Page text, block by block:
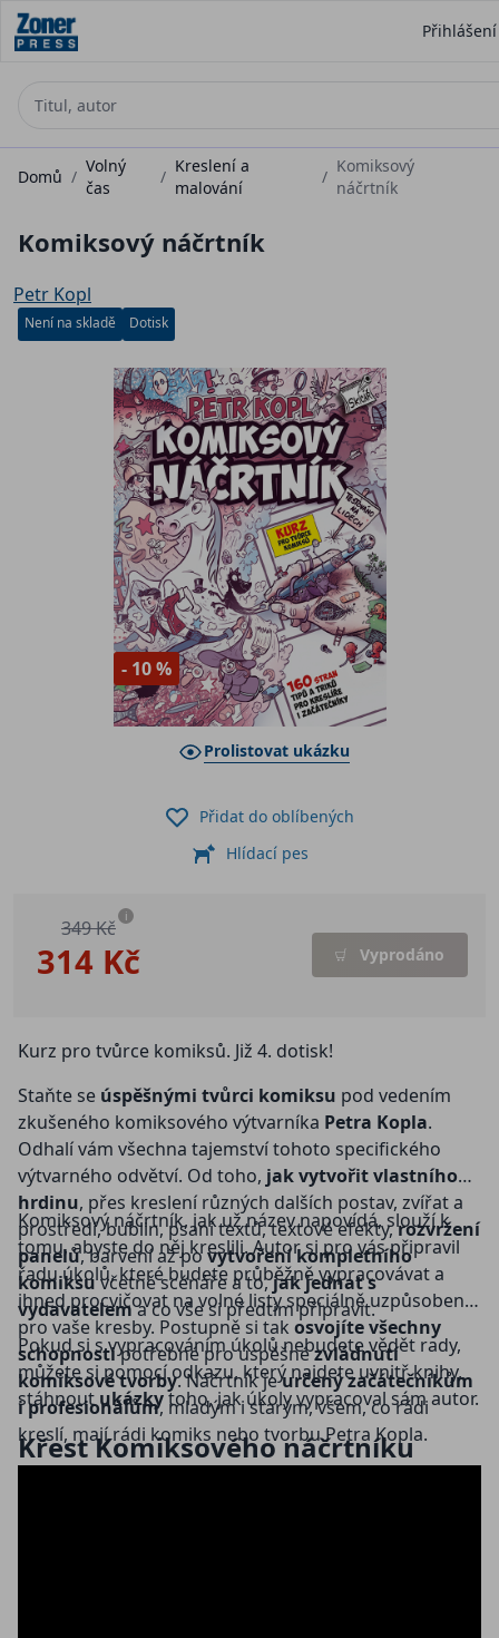
Přihlášení
Domů /
Volný
čas
/
Kreslení a
malování
/
Komiksový
náčrtník
Komiksový náčrtník
Petr Kopl
Není na skladě Dotisk
- 10 %
Prolistovat ukázku
314 Kč
349 Kč i
Vyprodáno
Přidat do oblíbených
Hlídací pes
Kurz pro tvůrce komiksů. Již 4. dotisk!
Staňte se úspěšnými tvůrci komiksu pod vedením
zkušeného komiksového výtvarníka Petra Kopla.
Odhalí vám všechna tajemství tohoto specifického
výtvarného odvětví. Od toho, jak vytvořit vlastního
hrdinu, přes kreslení různých dalších postav, zvířat a
prostředí, bublin, psaní textů, textové efekty,rozvržení
panelů, barvení až povytvoření kompletního
komiksuvčetně scénáře a to,jak jednat s
vydavatelema co vše si předtím připravit.
Komiksový náčrtník, jak už název napovídá, slouží k
tomu, abyste do něj kreslili. Autor si pro vás připravil
řadu úkolů, které budete průběžně vypracovávat a
ihned procvičovat na volné listy speciálně uzpůsobené
pro vaše kresby. Postupně si tak osvojíte všechny
schopnostipotřebné pro úspěšnézvládnutí
komiksové tvorby. Náčrtník jeurčený začátečníkům
i profesionálům, mladým i starým, všem, co rádi
kreslí, mají rádi komiks nebo tvorbu Petra Kopla.
Pokud si s vypracováním úkolů nebudete vědět rady,
můžete si pomocí odkazu, který najdete uvnitř knihy,
stáhnoutukázkytoho, jak úkoly vypracoval sám autor.
Křest Komiksového náčrtníku